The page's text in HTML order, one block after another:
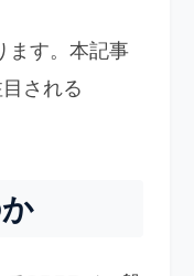
ます。本記事
される